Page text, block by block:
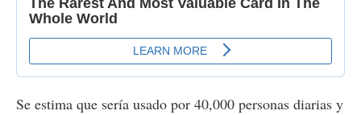
Se estima que sería usado por 40,000 personas diarias y